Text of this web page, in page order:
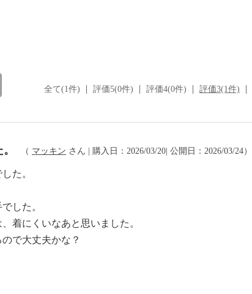
全て(1件) 評価5(0件) 評価4(0件) 評価3(1件)
（ マッキン さん | 購入日：2026/03/20| 公開日：2026/03/24）
た。
した。
着にくいなあと思いました。
で大丈夫かな？